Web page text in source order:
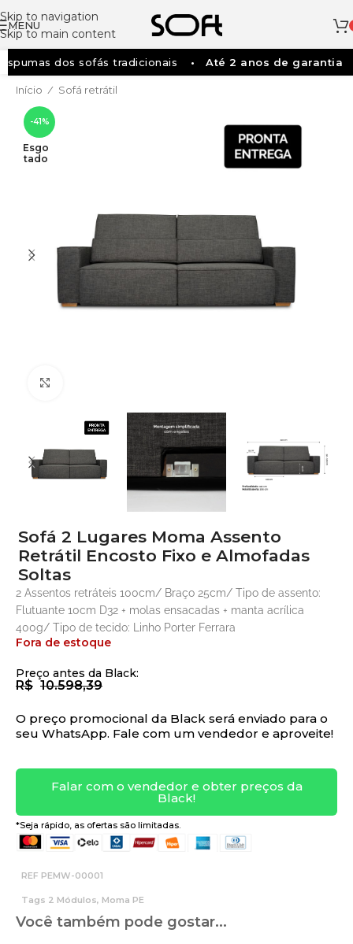
Skip to navigation
Skip to main content
MENU
dos sofás tradicionais Até 2 anos de garantia
Início / Sofá retrátil
-41%
Esgo
Tado
Sofá 2 Lugares Moma Assento
Retrátil Encosto Fixo e Almofadas
Soltas
2 Assentos retráteis 100cm/ Braço 25cm/ Tipo de assento:
Flutuante 10cm D32 + molas ensacadas + manta acrílica
400g/ Tipo de tecido: Linho Porter Ferrara
Fora de estoque
Preço antes da Black:
R$ 10.598,39
O preço promocional da Black será enviado para o
seu WhatsApp. Fale com um vendedor e aproveite!
Falar com o vendedor e obter preços da
Black!
*Seja rápido, as ofertas são limitadas.
REF PEMW-00001
Tags 2 Módulos, Moma PE
Você também pode gostar...